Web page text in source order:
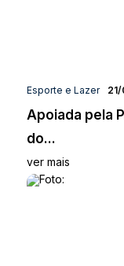
Esporte e Lazer
Apoiada pela
do...
ver mais